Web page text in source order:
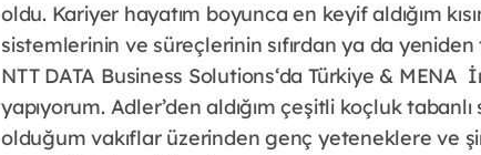
oldu. Kariyer hayatım boyunca en keyif aldığım
sistemlerinin ve süreçlerinin sıfırdan ya da yeniden
NTT DATA Business Solutions‘da Türkiye &
yapıyorum. Adler’den aldığım çeşitli koçluk
olduğum vakıflar üzerinden genç yeteneklere ve